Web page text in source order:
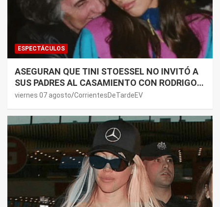
ESPECTÁCULOS
ASEGURAN QUE TINI STOESSEL NO INVITÓ A
SUS PADRES AL CASAMIENTO CON RODRIGO
DE PAUL: LOS MOTIVOS
viernes 07 agosto CorrientesDeTardeEV